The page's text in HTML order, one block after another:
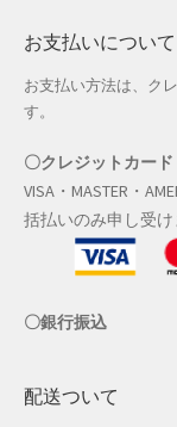
冬服ファッション特
商品一覧
夏服ファッション特
店舗一覧
店舗管理
成人の日特集
支払い
お支払いについて
お支払い方法は、ク
す。
〇クレジットカード
VISA・MASTER・
括払いのみ申し受け
〇銀行振込
配送ついて